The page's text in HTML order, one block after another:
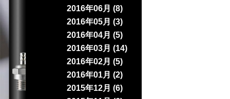
2016年06月 (8)
2016年05月 (3)
2016年04月 (5)
2016年03月 (14)
2016年02月 (5)
2016年01月 (2)
2015年12月 (6)